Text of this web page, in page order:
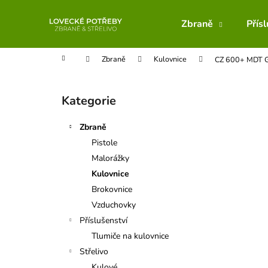
Zbraně
Domů Zbraně Kulovnice CZ 600+ MDT
Přeskočit
kategorie
Kategorie
Zbraně
Pistole
Malorážky
Kulovnice
Brokovnice
Vzduchovky
Příslušenství
Tlumiče na kulovnice
Střelivo
í
Zpět
do
Zpět
do